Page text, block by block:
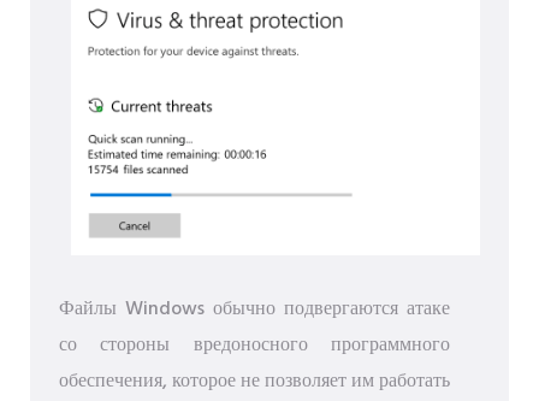
Файлы Windows обычно подвергаются атаке
со стороны вредоносного программного
обеспечения, которое не позволяет им работать